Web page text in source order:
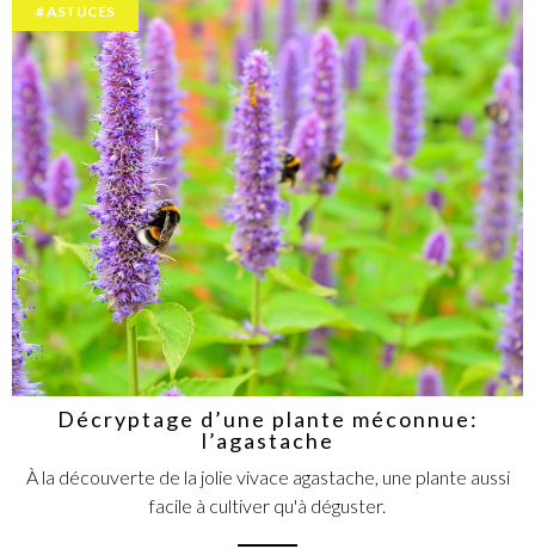
ASTUCES
Décryptage d’une plante méconnue:
l’agastache
À la découverte de la jolie vivace agastache, une plante aussi
facile à cultiver qu'à déguster.